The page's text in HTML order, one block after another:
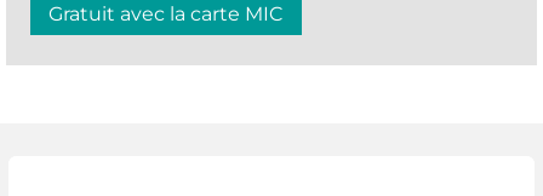
Gratuit avec la carte MIC